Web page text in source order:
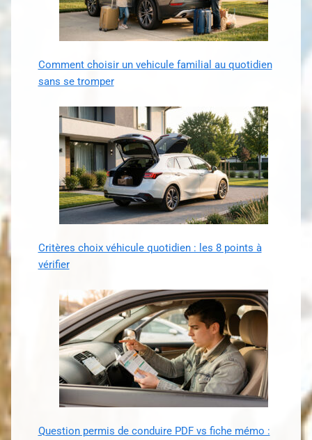
Comment choisir un vehicule familial au quotidien
sans se tromper
Critères choix véhicule quotidien : les 8 points à
vérifier
Question permis de conduire PDF vs fiche mémo :